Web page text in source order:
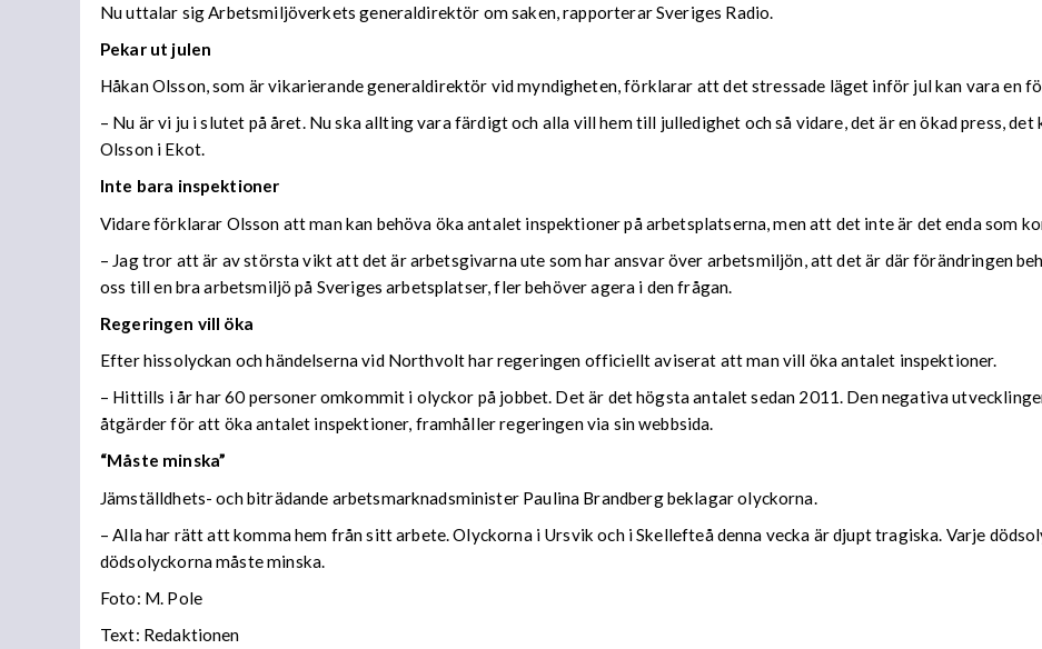
Nu uttalar sig Arbetsmiljöverkets generaldirektör om saken, rapporterar Sveriges Radio.
Pekar ut julen
Håkan Olsson, som är vikarierande generaldirektör vid myndigheten, förklarar att det stressade läget inför jul kan vara en
– Nu är vi ju i slutet på året. Nu ska allting vara färdigt och alla vill hem till julledighet och så vidare, det är en ökad press,
Olsson i Ekot.
Inte bara inspektioner
Vidare förklarar Olsson att man kan behöva öka antalet inspektioner på arbetsplatserna, men att det inte är det enda som
– Jag tror att är av största vikt att det är arbetsgivarna ute som har ansvar över arbetsmiljön, att det är där förändringen
oss till en bra arbetsmiljö på Sveriges arbetsplatser, fler behöver agera i den frågan.
Regeringen vill öka
Efter hissolyckan och händelserna vid Northvolt har regeringen officiellt aviserat att man vill öka antalet inspektioner.
– Hittills i år har 60 personer omkommit i olyckor på jobbet. Det är det högsta antalet sedan 2011. Den negativa
åtgärder för att öka antalet inspektioner, framhåller regeringen via sin webbsida.
“Måste minska”
Jämställdhets- och biträdande arbetsmarknadsminister Paulina Brandberg beklagar olyckorna.
– Alla har rätt att komma hem från sitt arbete. Olyckorna i Ursvik och i Skellefteå denna vecka är djupt tragiska. Varje
dödsolyckorna måste minska.
Foto: M. Pole
Text: Redaktionen